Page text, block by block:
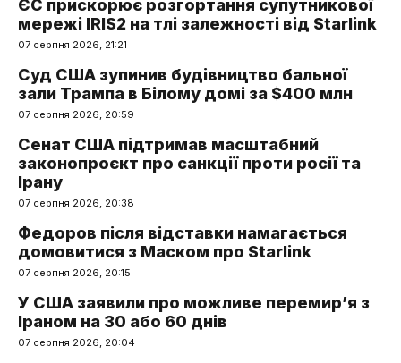
ЄС прискорює розгортання супутникової
мережі IRIS2 на тлі залежності від Starlink
07 серпня 2026, 21:21
Суд США зупинив будівництво бальної
зали Трампа в Білому домі за $400 млн
07 серпня 2026, 20:59
Сенат США підтримав масштабний
законопроєкт про санкції проти росії та
Ірану
07 серпня 2026, 20:38
Федоров після відставки намагається
домовитися з Маском про Starlink
07 серпня 2026, 20:15
У США заявили про можливе перемир’я з
Іраном на 30 або 60 днів
07 серпня 2026, 20:04